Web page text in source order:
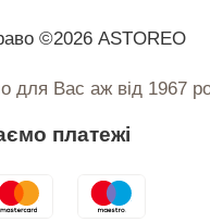
©2026 ASTOREO
для Вас аж від 1967
платежі